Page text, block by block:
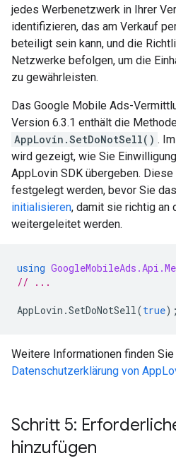
jedes Werbenetzwerk in Ihrer
identifizieren, das am Verkauf
beteiligt sein kann, und die
Netzwerke befolgen, um die
zu gewährleisten.
Das Google Mobile Ads-
Version 6.3.1 enthält die
AppLovin.SetDoNotSell() .
wird gezeigt, wie Sie
AppLovin SDK übergeben.
festgelegt werden, bevor Sie das
initialisieren, damit sie richtig an
weitergeleitet werden.
using
// ...
AppLovin .SetDoNotSell(true);
Weitere Informationen finden
Datenschutzerklärung von
Schritt 5:
hinzufügen